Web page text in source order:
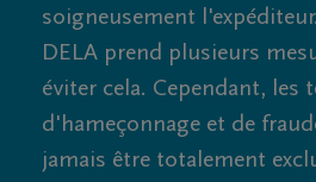
soigneusement l'expéditeur.
DELA prend plusieurs
éviter cela. Cependant, les
d'hameçonnage et de
jamais être totalement